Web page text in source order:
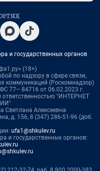
и государственных органов
(18+)
по надзору в сфере связи,
коммуникаций (Роскомнадзор)
77– 84716 от 06.02.2023 г.
ответственностью "ИНТЕРНЕТ
Светлана Алексеевна
д. 156, 8 (347) 286-51-96 (доб.
ufa1@shkulev.ru
и государственных органов: